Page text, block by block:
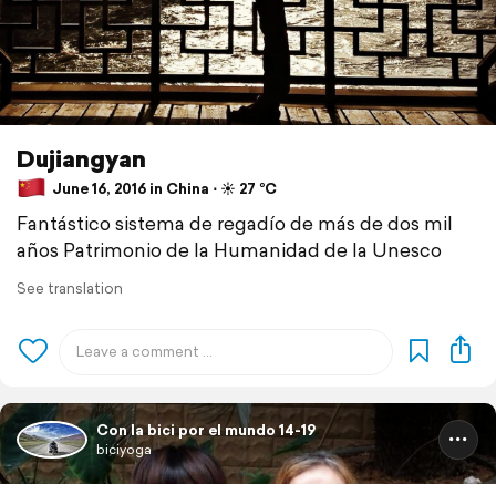
Dujiangyan
June 16, 2016 in China ⋅ ☀️ 27 °C
Fantástico sistema de regadío de más de dos mil
años Patrimonio de la Humanidad de la Unesco
See translation
Con la bici por el mundo 14-19
biciyoga